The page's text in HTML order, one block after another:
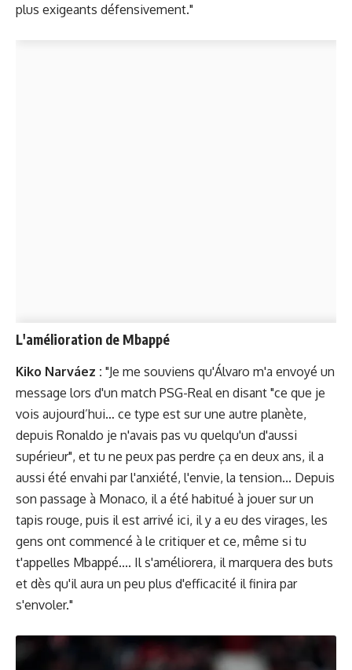
plus exigeants défensivement."
L'amélioration de Mbappé
Kiko Narváez : "Je me souviens qu'Álvaro m'a envoyé un
message lors d'un match PSG-Real en disant "ce que je
vois aujourd’hui… ce type est sur une autre planète,
depuis Ronaldo je n'avais pas vu quelqu'un d'aussi
supérieur", et tu ne peux pas perdre ça en deux ans, il a
aussi été envahi par l'anxiété, l'envie, la tension... Depuis
son passage à Monaco, il a été habitué à jouer sur un
tapis rouge, puis il est arrivé ici, il y a eu des virages, les
gens ont commencé à le critiquer et ce, même si tu
t'appelles Mbappé.... Il s'améliorera, il marquera des buts
et dès qu'il aura un peu plus d'efficacité il finira par
s'envoler."